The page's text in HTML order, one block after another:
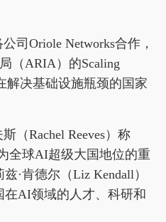
司Oriole Networks合作，
（ARIA）的Scaling
决基础设施瓶颈的国家
（Rachel Reeves）称
全球AI超级大国地位的重
·肯德尔（Liz Kendall）
在AI领域的人才、科研和